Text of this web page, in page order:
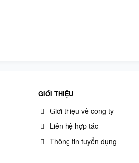
GIỚI THIỆU
Giới thiệu về công ty
Liên hệ hợp tác
Thông tin tuyển dụng